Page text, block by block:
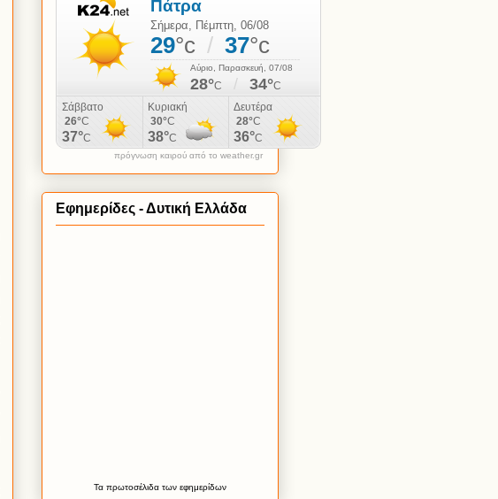
πρόγνωση καιρού από το weather.gr
Εφημερίδες - Δυτική Ελλάδα
Τα πρωτοσέλιδατων εφημερίδων